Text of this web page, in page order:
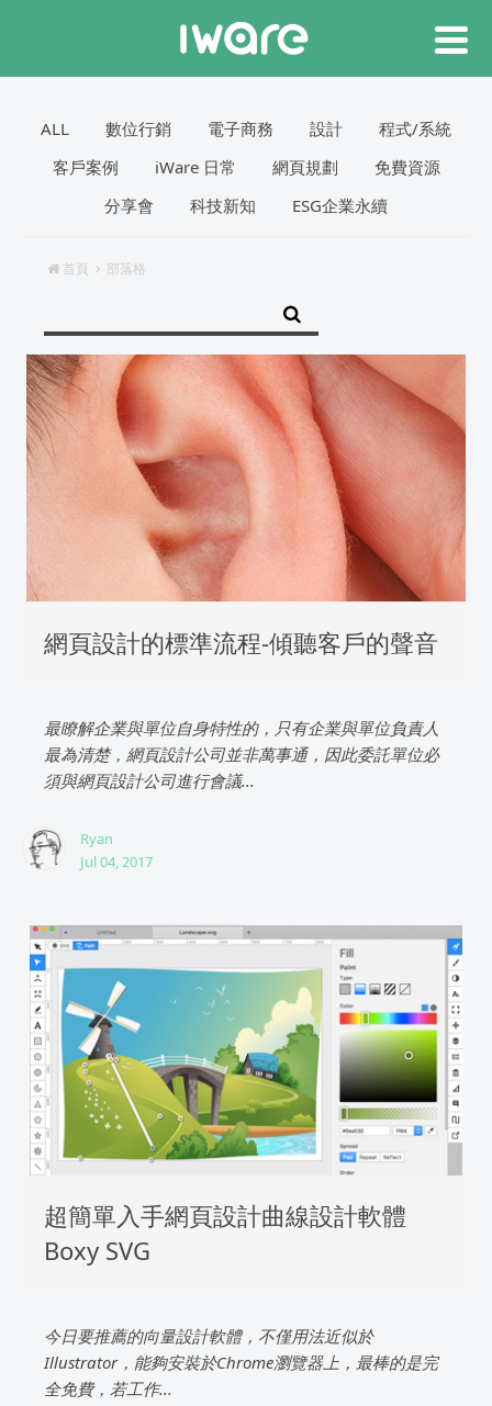
ALL 數位行銷 電子商務 設計
程式/系統
客戶案例
iWare 日常 網頁規劃
免費資源
分享會
科技新知 ESG企業永續
首頁 部落格
網頁設計的標準流程-傾聽客戶的聲音
最瞭解企業與單位自身特性的，只有企業與單位負責人
最為清楚，網頁設計公司並非萬事通，因此委託單位必
須與網頁設計公司進行會議...
Ryan
Jul 04, 2017
超簡單入手網頁設計曲線設計軟體
Boxy SVG
今日要推薦的向量設計軟體，不僅用法近似於
Illustrator，能夠安裝於Chrome瀏覽器上，最棒的是完
全免費，若工作...